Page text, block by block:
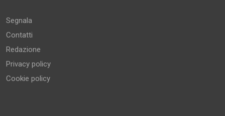
Segnala
Contatti
Redazione
Privacy policy
Cookie policy